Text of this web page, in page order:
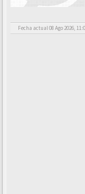
Fecha actual 08 Ago 2026,